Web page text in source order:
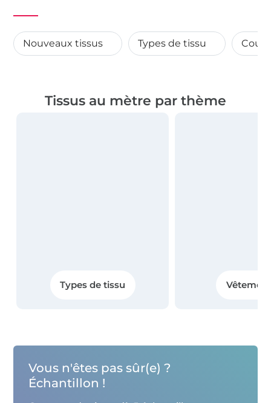
Nouveaux tissus Types de tissu
Tissus au mètre par thème
Types de tissu
Vous n'êtes pas sûr(e) ?
Échantillon !